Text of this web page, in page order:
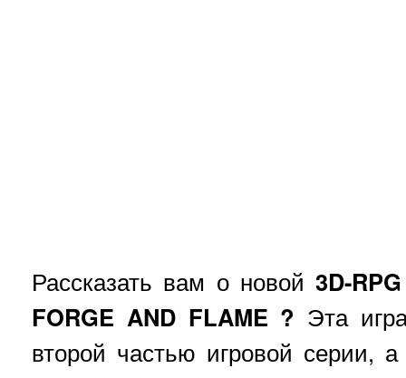
Рассказать вам о новой3D-RPG
FORGE AND FLAME ? Эта
второй частью игровой серии,